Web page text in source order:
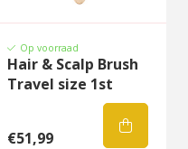
Op voorraad
Hair & Scalp Brush
Travel size 1st
€51,99